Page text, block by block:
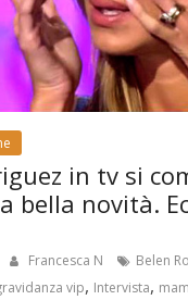
in tv si
bella novità.
Francesca N Belen
vip, Intervista,